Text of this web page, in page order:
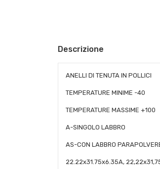
Descrizione
ANELLI DI TENUTA IN POLLICI
TEMPERATURE MINIME -40
TEMPERATURE MASSIME +100
A-SINGOLO LABBRO
AS-CON LABBRO
22.22x31.75x6.35A,